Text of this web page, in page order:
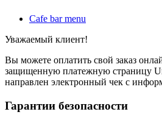
Cafe bar menu
Уважаемый клиент!
Вы можете оплатить свой заказ
защищенную платежную страницу
направлен электронный чек с
Гарантии безопасности